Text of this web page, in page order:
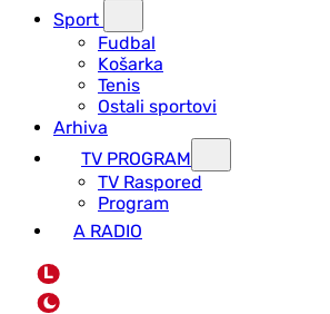
Sport
Fudbal
Košarka
Tenis
Ostali sportovi
Arhiva
TV PROGRAM
ТV Raspored
Program
A RADIO
L